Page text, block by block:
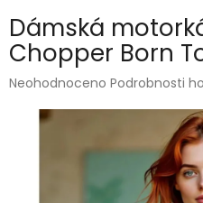
Dámská
Chopper Born
Průměrné
produktu
Neohodnoceno Podrobnosti